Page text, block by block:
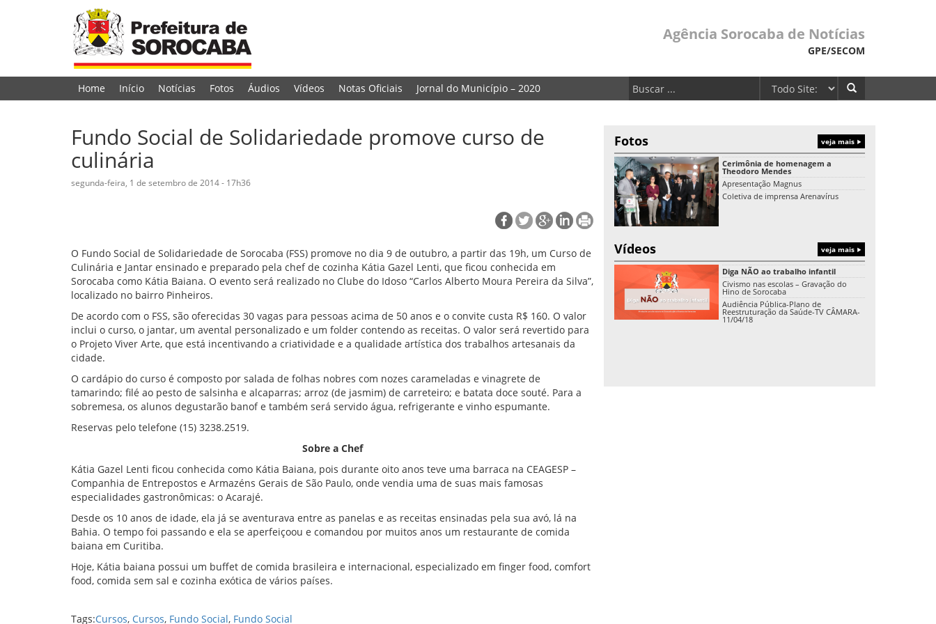
Agência Sorocaba de Notícias
GPE/SECOM
Home Início Notícias Fotos Áudios Vídeos Notas Oficiais Jornal do Município – 2020
Fundo Social de Solidariedade promove curso de
culinária
segunda-feira, 1 de setembro de 2014 - 17h36
O Fundo Social de Solidariedade de Sorocaba (FSS) promove no dia 9 de outubro, a partir das 19h, um Curso de
Culinária e Jantar ensinado e preparado pela chef de cozinha Kátia Gazel Lenti, que ficou conhecida em
Sorocaba como Kátia Baiana. O evento será realizado no Clube do Idoso “Carlos Alberto Moura Pereira da Silva”,
localizado no bairro Pinheiros.
De acordo com o FSS, são oferecidas 30 vagas para pessoas acima de 50 anos e o convite custa R$ 160. O valor
inclui o curso, o jantar, um avental personalizado e um folder contendo as receitas. O valor será revertido para
o Projeto Viver Arte, que está incentivando a criatividade e a qualidade artística dos trabalhos artesanais da
cidade.
O cardápio do curso é composto por salada de folhas nobres com nozes carameladas e vinagrete de
tamarindo; filé ao pesto de salsinha e alcaparras; arroz (de jasmim) de carreteiro; e batata doce souté. Para a
sobremesa, os alunos degustarão banof e também será servido água, refrigerante e vinho espumante.
Reservas pelo telefone (15) 3238.2519.
Sobre a Chef
Kátia Gazel Lenti ficou conhecida como Kátia Baiana, pois durante oito anos teve uma barraca na CEAGESP –
Companhia de Entrepostos e Armazéns Gerais de São Paulo, onde vendia uma de suas mais famosas
especialidades gastronômicas: o Acarajé.
Desde os 10 anos de idade, ela já se aventurava entre as panelas e as receitas ensinadas pela sua avó, lá na
Bahia. O tempo foi passando e ela se aperfeiçoou e comandou por muitos anos um restaurante de comida
baiana em Curitiba.
Hoje, Kátia baiana possui um buffet de comida brasileira e internacional, especializado em finger food, comfort
food, comida sem sal e cozinha exótica de vários países.
Tags:Cursos, Cursos, Fundo Social, Fundo Social
Fotos veja mais
Cerimônia de homenagem a
Theodoro Mendes
Apresentação Magnus
Coletiva de imprensa Arenavírus
Vídeos veja mais
Diga NÃO ao trabalho infantil
Civismo nas escolas – Gravação do
Hino de Sorocaba
Audiência Pública-Plano de
Reestruturação da Saúde-TV CÂMARA-
11/04/18